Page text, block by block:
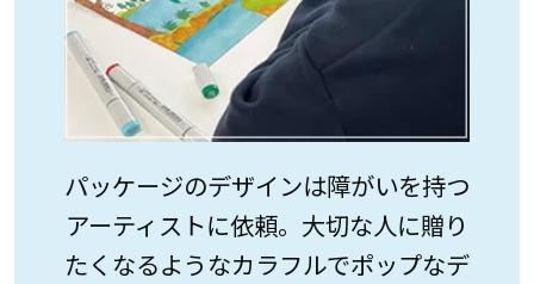
パッケージのデザインは障がいを持つ
アーティストに依頼。大切な人に贈り
たくなるようなカラフルでポップなデ